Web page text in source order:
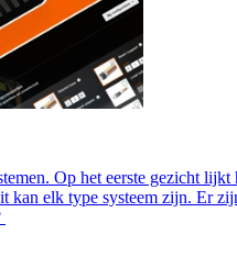
Op het eerste gezicht
elk type systeem zijn. Er